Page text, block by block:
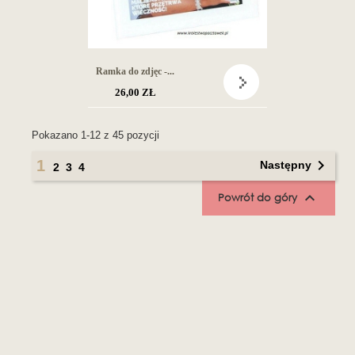
Ramka do zdjęc -...
26,00 ZŁ
Pokazano 1-12 z 45 pozycji
1 2 3 4 Następny 
Powrót do góry 